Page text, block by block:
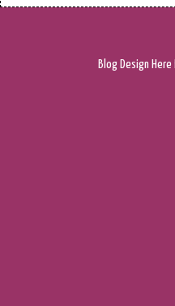
Blog Design Here